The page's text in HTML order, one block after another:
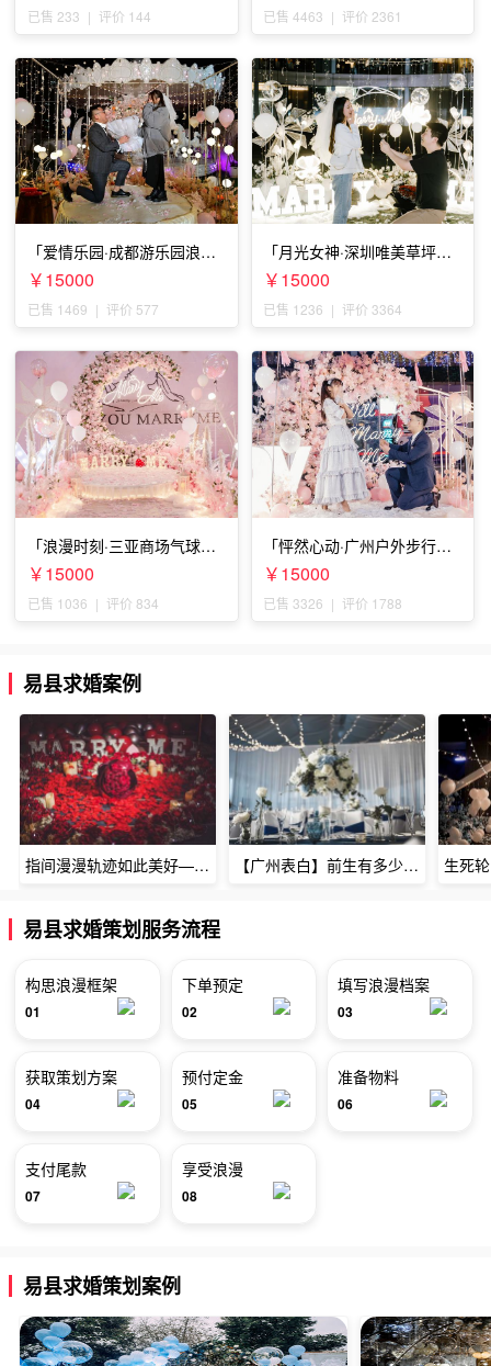
已售 233 | 评价 144 已售 4463 | 评价 2361
「爱情乐园·成都游乐园浪漫
求婚」
￥15000
已售 1469 | 评价 577
「月光女神·深圳唯美草坪浪
漫求婚」
￥15000
已售 1236 | 评价 3364
「浪漫时刻·三亚商场气球雨
惊喜求婚」
￥15000
已售 1036 | 评价 834
「怦然心动·广州户外步行街
求婚」
￥15000
已售 3326 | 评价 1788
易县求婚案例
指间漫漫轨迹如此美好——深圳烈焰玫瑰生日惊喜 【广州表白】前生有多少未尽的缘7张
易县求婚策划服务流程
构思浪漫框架
01
下单预定
02
填写浪漫档案
03
获取策划方案
04
预付定金
05
准备物料
06
支付尾款
07
享受浪漫
08
易县求婚策划案例